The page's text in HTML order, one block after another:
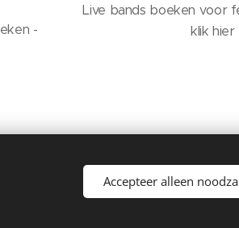
-
Live bands boeken voor
klik hier
Accepteer alleen